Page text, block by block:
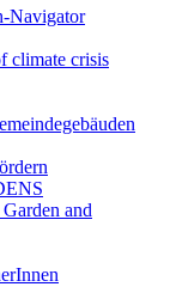
Navigator
climate crisis
and